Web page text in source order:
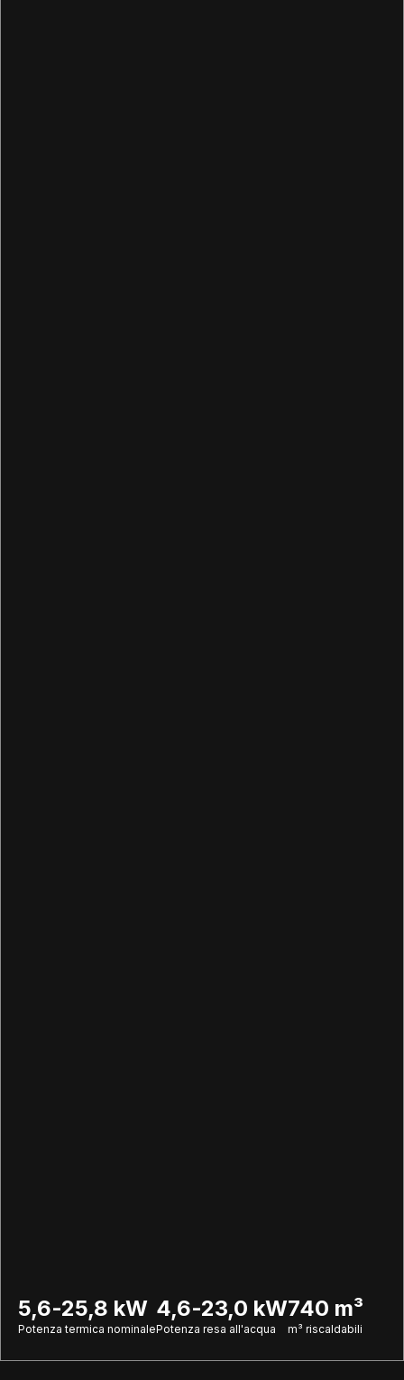
5,6-25,8 kW
Potenza termica nominale
4,6-23,0 kW
Potenza resa all'acqua
740 m³
m³ riscaldabili